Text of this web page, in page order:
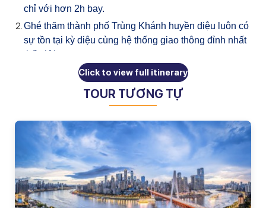
chỉ với hơn 2h bay.
Ghé thăm thành phố Trùng Khánh huyền diệu luôn có
sự tồn tại kỳ diệu cùng hệ thống giao thông đỉnh nhất
thế giới.
Thăm quan những điểm đặc sắc nhất Trùng Khánh:
Khí Khẩu, Hồng Nhai Động, Bảo tàng Tam Hiệp, Lí
nhất từ
Lão Quân Động
Thưởng thức ẩm thực đặc sắc với vị cay tê thách thức
vị giác của bạn
Ngắm nhìn quốc bảo Trung Quốc tại vườn gấu trúc
Trùng Khánh.
Click to view full itinerary
TOUR TƯƠNG TỰ